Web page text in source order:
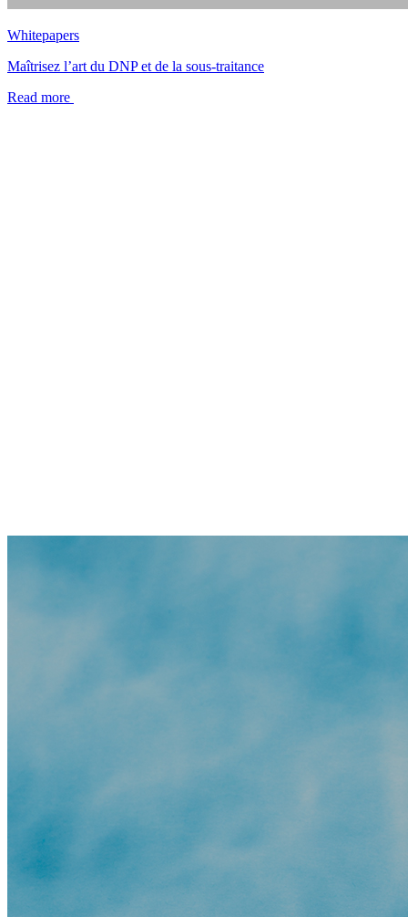
Whitepapers
Maîtrisez l’art du DNP et de la sous-traitance
Read more